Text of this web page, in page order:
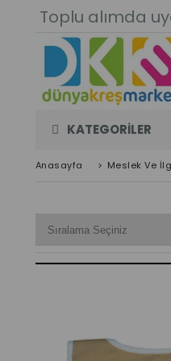
Toplu alımda
KATEGORİLER
Anasayfa > Meslek Ve